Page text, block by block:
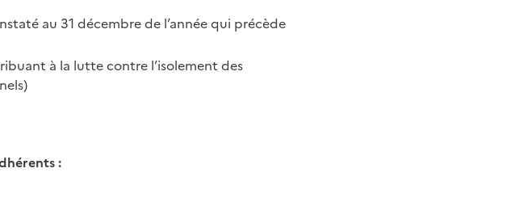
au 31 décembre de l’année qui précède
à la lutte contre l’isolement des
: